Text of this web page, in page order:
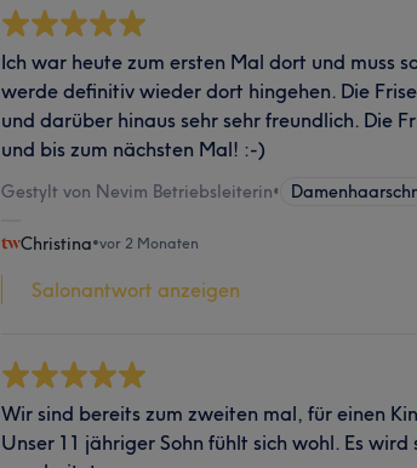
Ich war heute zum ersten Mal dort und muss
werde definitiv wieder dort hingehen. Die
und darüber hinaus sehr sehr freundlich. Die
und bis zum nächsten Mal! :-)
Gestylt von Nevim Betriebsleiterin•
Christina•vor 2 Monaten
Salonantwort anzeigen
Wir sind bereits zum zweiten mal, für einen
Unser 11 jähriger Sohn fühlt sich wohl. Es